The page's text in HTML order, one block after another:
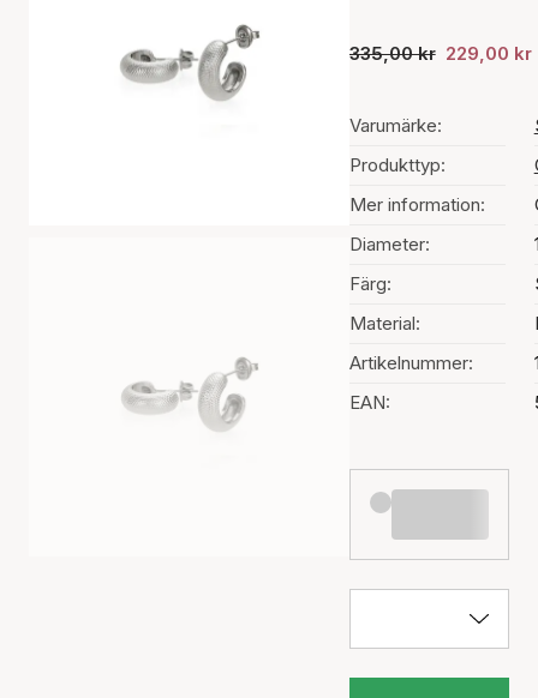
335,00 kr 229,00 kr
Varumärke:
Produkttyp:
Mer information:
Diameter:
Färg:
Material:
Artikelnummer:
EAN: